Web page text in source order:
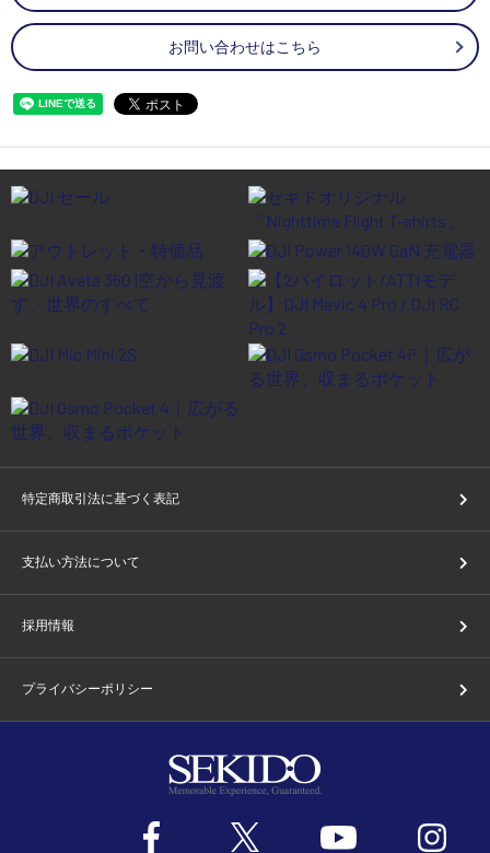
お問い合わせはこちら
特定商取引法に基づく表記
支払い方法について
採用情報
プライバシーポリシー